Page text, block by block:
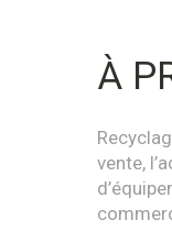
À
vente,